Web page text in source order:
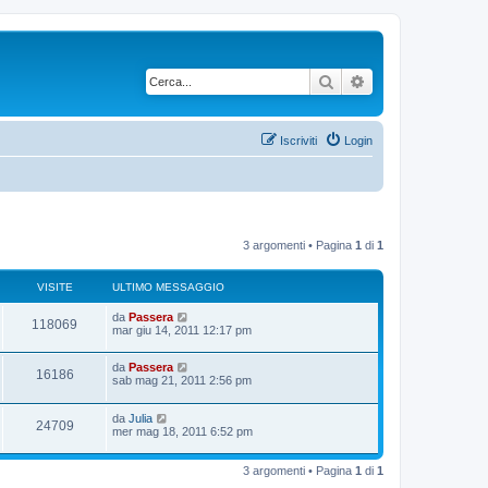
Cerca
Login
Iscriviti
3 argomenti • Pagina 1 di 1
VISITE ULTIMO MESSAGGIO
118069
i
i
e
U
l
i
m
o
e
s
s
g
da Passera
mar giu 14, 2011 12:17 pm
16186V
i
s
i
U
l
i
m
o
e
da Passera
sab mag 21, 2011 2:56 pm
24709V
i
U
l
i
da Julia
mer mag 18, 2011 6:52 pm
3 argomenti • Pagina 1 di 1